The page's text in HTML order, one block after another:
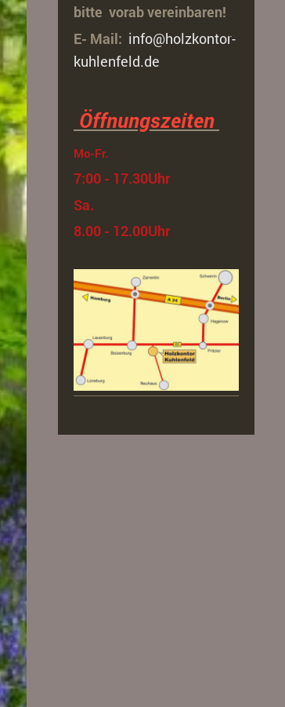
bitte vorab vereinbaren!
E- Mail: info@holzkontor-
kuhlenfeld.de
Öffnungszeiten
Mo-Fr.
7:00 - 17.30Uhr
Sa.
8.00 - 12.00Uhr